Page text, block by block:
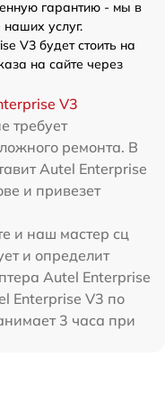
гарантию - мы в
услуг.
V3 будет стоить на
на сайте через
V3
требует
ремонта. В
Autel Enterprise
и привезет
и наш мастер сц
и определит
Autel Enterprise
Enterprise V3 по
3 часа при